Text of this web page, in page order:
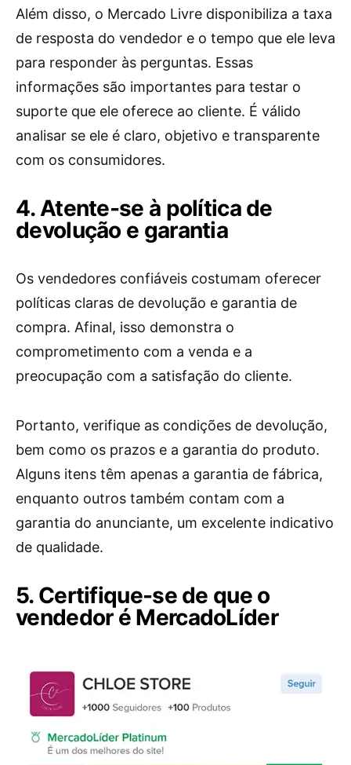
Além disso, o Mercado Livre disponibiliza a taxa
de resposta do vendedor e o tempo que ele leva
para responder às perguntas. Essas
informações são importantes para testar o
suporte que ele oferece ao cliente. É válido
analisar se ele é claro, objetivo e transparente
com os consumidores.
4. Atente-se à política de
devolução e garantia
Os vendedores confiáveis costumam oferecer
políticas claras de devolução e garantia de
compra. Afinal, isso demonstra o
comprometimento com a venda e a
preocupação com a satisfação do cliente.
Portanto, verifique as condições de devolução,
bem como os prazos e a garantia do produto.
Alguns itens têm apenas a garantia de fábrica,
enquanto outros também contam com a
garantia do anunciante, um excelente indicativo
de qualidade.
5. Certifique-se de que o
vendedor é MercadoLíder